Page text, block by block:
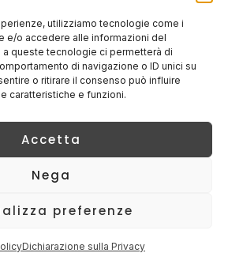
utilizziamo tecnologie come i
e/o accedere alle informazioni del
queste tecnologie ci permetterà di
di navigazione o ID unici su
o ritirare il consenso può influire
caratteristiche e funzioni.
Accetta
Nega
preferenze
Dichiarazione sulla Privacy